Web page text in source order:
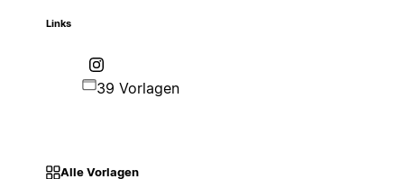
Links
39 Vorlagen
Alle Vorlagen